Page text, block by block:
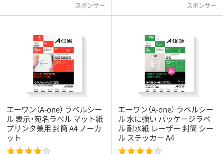
スポンサー スポンサー
エーワン（A-one） ラベルシー
ル 表示・宛名ラベル マット紙
プリンタ兼用 封筒 A4 ノーカ
ット
エーワン（A-one） ラベルシー
ル 水に強い パッケージラベ
ル 耐水紙 レーザー 封筒 シー
ル ステッカー A4